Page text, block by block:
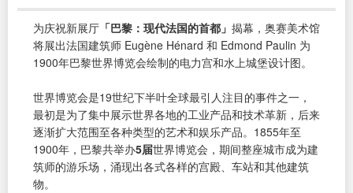
为庆祝新展厅 「巴黎：现代法国的首都」 揭幕，奥赛美术馆
将展出法国建筑师 Eugène Hénard 和 Edmond Paulin 为
1900年巴黎世界博览会绘制的电力宫和水上城堡设计图。
世界博览会是19世纪下半叶全球最引人注目的事件之一，
最初是为了集中展示世界各地的工业产品和技术革新，后来
逐渐扩大范围至各种类型的艺术和娱乐产品。1855年至
1900年，巴黎共举办5届世界博览会，期间整座城市成为建
筑师的游乐场，涌现出各式各样的宫殿、车站和其他建筑
物。